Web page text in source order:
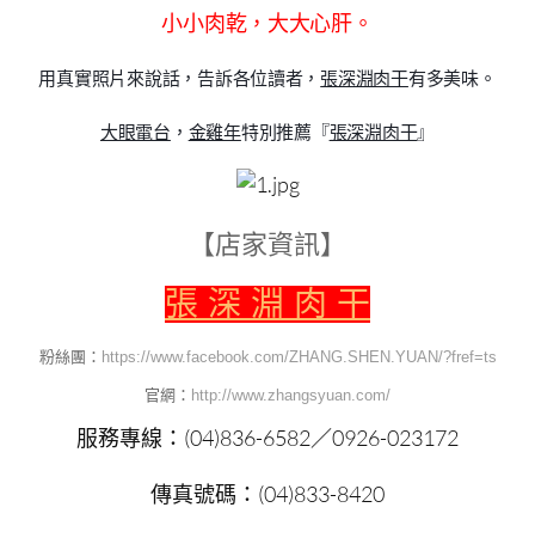
小小肉乾，大大心肝。
用真實照片來說話，告訴各位讀者， 張深淵肉干有多美味。
大眼電台 ， 金雞年特別推薦『張深淵肉干』
【店家資訊】
張 深 淵 肉 干
粉絲團： https://www.facebook.com/ZHANG.SHEN.YUAN/?fref=ts
官網： http://www.zhangsyuan.com/
服務專線：(04)836-6582／0926-023172
傳真號碼：(04)833-8420